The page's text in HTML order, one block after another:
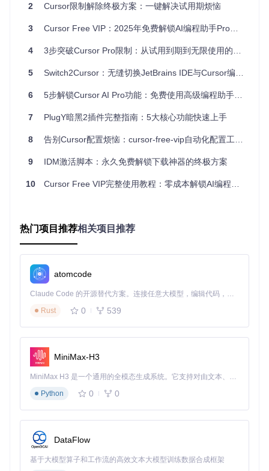
在旧环境执行python main.py
并选择"10. Totally Reset
Cursor"
到新环境
配置
核心配置文件路径：./config.py ，可手动修改Chrome路
图：机器ID重置过程日志，显示系统参数更新状态
工具内置14种语言支持（通过主菜单"8. Change Languag
e"切换），包括：
东亚语言：简体中文（zh_cn.json）、繁体中文（zh_tw.jso
n）、日语（ja.json）
欧洲语言：英语（en.json）、德语（de.json）、法语（fr.js
on）
小语种：越南语（vi.json）、土耳其语（tr.json）
语言配置文件存放路径：./locales/，用户可通过修改JSO
N文件自定义翻译内容。
4️⃣ 版本冲突？智能适配新旧Cursor
到解决方案？
新版本（≥0.50.0）：使用
目录下的映射文件
2 Cursor限制解除终极方案：一键解决试用期烦恼
3 Cursor Free VIP：2025年免费解锁AI编程助手Pro功能的终极指南
4 3步突破Cursor Pro限制：从试用到期到无限使用的完整指南
5 Switch2Cursor：无缝切换JetBrains IDE与Cursor编辑器提升开发效率
6 5步解锁Cursor AI Pro功能：免费使用高级编程助手的完整指南
7 PlugY暗黑2插件完整指南：5大核心功能快速上手
8 告别Cursor配置烦恼：cursor-free-vip自动化配置工具全解析
9 IDM激活脚本：永久免费解锁下载神器的终极方案
10 Cursor Free VIP完整使用教程：零成本解锁AI编程高级功能
热门项目推荐相关项目推荐
atomcode
Claude Code 的开源替代方案。连接任意大模型，编辑代码，运行命令，自动验证 — 全自动执行。用 Rust 构建，极致性能。 ｜ An open-source alternative to Claude Code. Connect any LLM, edit code, run commands, and verify changes — autonomously. Built in Rust for speed. Get Started
Rust
0 539
MiniMax-H3
MiniMax H3 是一个通用的全模态生成系统。它支持对由文本、图像、视频和音频组成的多模态上下文进行统一理解，并能生成分辨率高达 2K、时长可达 15 秒的带原生立体声音频的视频。得益于面向任务泛化的系统设计，H3 在预训练阶段就已具备广泛的多模态上下文理解与生成能力，能够出色地执行复杂的多模态指令。
Python
0 0
DataFlow
基于大模型算子和工作流的高效文本大模型训练数据合成框架